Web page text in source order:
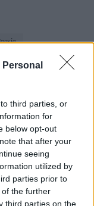
third parties, or
for
below opt-out
that after your
seeing
utilized by
parties prior to
the further
third parties on the